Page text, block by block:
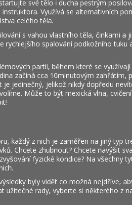
své tělo i ducha pestrým
Využívá se alternativních
celého těla.
s vahou vlastního těla, činkami a
spalování podkožního tuku
partií, během které se
začíná cca 10minutovým zahřátím,
jedinečný, jelikož nikdy dopředu
Může to být mexická vlna,
každý z nich je zaměřen na jiný typ
Chcete zhubnout? Chcete navýšit
fyzické kondice? Na všechny
byly vidět co možná nejdříve,
rady, vyberte si některého z